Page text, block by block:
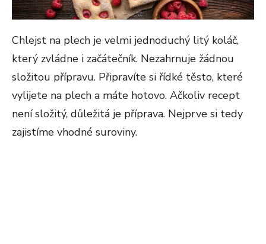
Chlejst na plech je velmi jednoduchý litý koláč,
který zvládne i začátečník. Nezahrnuje žádnou
složitou přípravu. Připravíte si řídké těsto, které
vylijete na plech a máte hotovo. Ačkoliv recept
není složitý, důležitá je příprava. Nejprve si tedy
zajistíme vhodné suroviny.